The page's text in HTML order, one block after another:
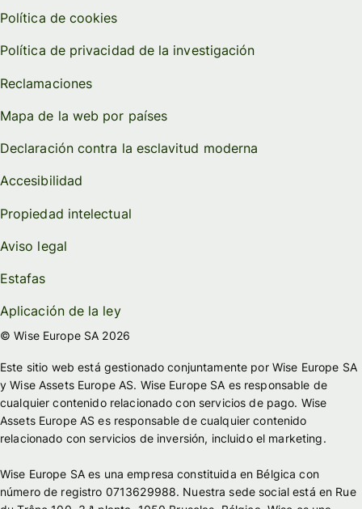
Política de cookies
Política de privacidad de la investigación
Reclamaciones
Mapa de la web por países
Declaración contra la esclavitud moderna
Accesibilidad
Propiedad intelectual
Aviso legal
Estafas
Aplicación de la ley
© Wise Europe SA 2026
Este sitio web está gestionado conjuntamente por Wise Europe SA
y Wise Assets Europe AS. Wise Europe SA es responsable de
cualquier contenido relacionado con servicios de pago. Wise
Assets Europe AS es responsable de cualquier contenido
relacionado con servicios de inversión, incluido el marketing.
Wise Europe SA es una empresa constituida en Bélgica con
número de registro 0713629988. Nuestra sede social está en Rue